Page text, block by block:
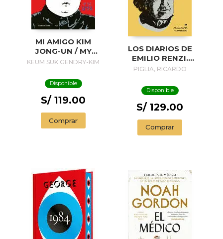
MI AMIGO KIM
JONG-UN / MY
FRIEND KIM JONG-
KEUM SUK GENDRY-KIM
Disponible
S/ 119.00
Comprar
LOS DIARIOS DE
EMILIO RENZI.
AÑOS DE
AÑOS FELICES II;
UN DIA EN LA VIDA
III
PIGLIA, RICARDO
Disponible
S/ 129.00
Comprar